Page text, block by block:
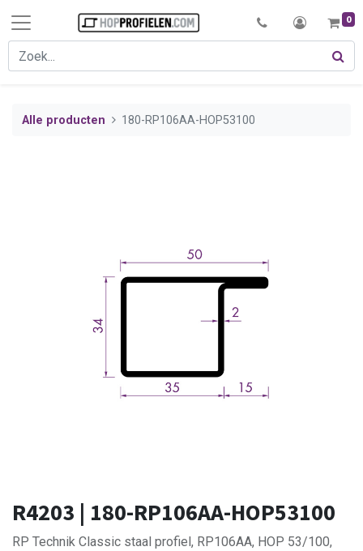
0
Alle producten 180-RP106AA-HOP53100
R4203 | 180-RP106AA-HOP53100
RP Technik Classic staal profiel, RP106AA, HOP 53/100,